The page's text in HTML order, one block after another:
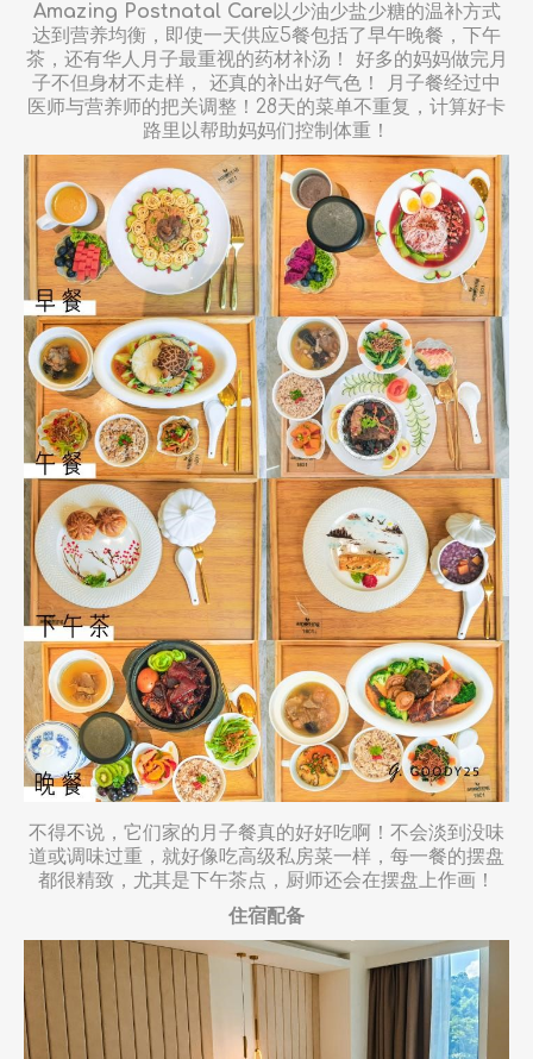
Amazing Postnatal Care以少油少盐少糖的温补方式
达到营养均衡，即使一天供应5餐包括了早午晚餐，下午
茶，还有华人月子最重视的药材补汤！ 好多的妈妈做完月
子不但身材不走样， 还真的补出好气色！ 月子餐经过中
医师与营养师的把关调整！28天的菜单不重复，计算好卡
路里以帮助妈妈们控制体重！
不得不说，它们家的月子餐真的好好吃啊！不会淡到没味
道或调味过重，就好像吃高级私房菜一样，每一餐的摆盘
都很精致，尤其是下午茶点，厨师还会在摆盘上作画！
住宿配备